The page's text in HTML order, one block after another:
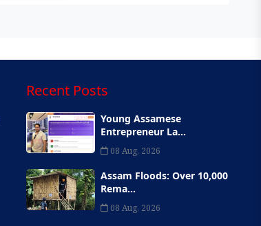
Recent Posts
Young Assamese
Entrepreneur La...
08 Aug, 2026
Assam Floods: Over 10,000
Rema...
08 Aug, 2026